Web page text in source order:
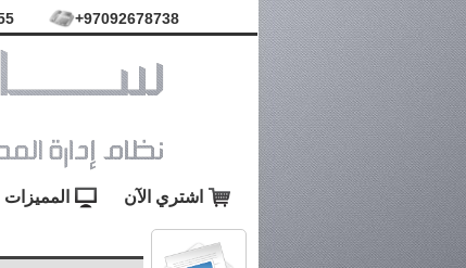
97092678738+
اشتري الآن المميزات